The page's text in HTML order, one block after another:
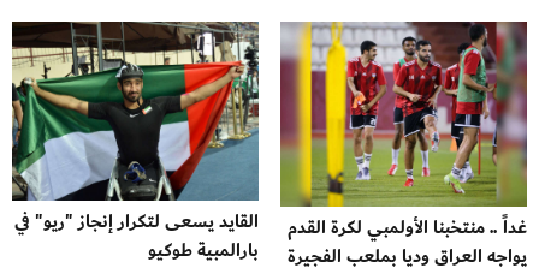
غداً .. منتخبنا الأولمبي لكرة القدم
يواجه العراق وديا بملعب الفجيرة
القايد يسعى لتكرار إنجاز "ريو" في
بارالمبية طوكيو